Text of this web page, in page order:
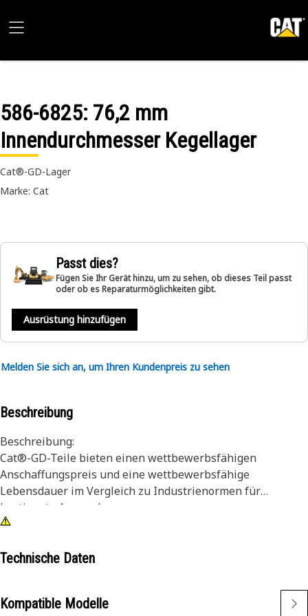
586-6825: 76,2 mm
Innendurchmesser Kegellager
Cat®-GD-Lager
Marke: Cat
Passt dies?
Fügen Sie Ihr Gerät hinzu, um zu sehen, ob dieses Teil passt
oder ob es Reparaturmöglichkeiten gibt.
Ausrüstung hinzufügen
Melden Sie sich an, um Ihren Kundenpreis zu sehen
Beschreibung
Beschreibung:
Cat®-GD-Teile bieten einen wettbewerbsfähigen
Anschaffungspreis und eine wettbewerbsfähige
Lebensdauer im Vergleich zu Industrienormen für
bestimmte Anwendungen.
Für GD-Teile gilt die standardmäßige Cat-
Haltbarkeit und Technologie.
Technische Daten
Kompatible Modelle